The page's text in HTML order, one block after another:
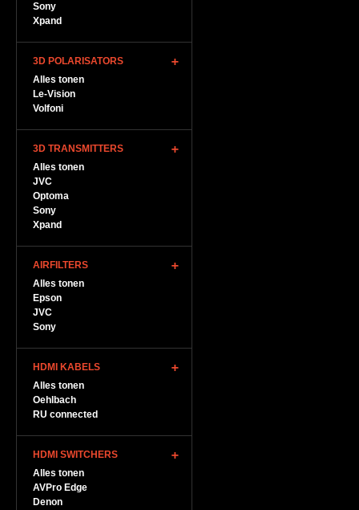
Sony
Xpand
3D POLARISATORS
Alles tonen
Le-Vision
Volfoni
3D TRANSMITTERS
Alles tonen
JVC
Optoma
Sony
Xpand
AIRFILTERS
Alles tonen
Epson
JVC
Sony
HDMI KABELS
Alles tonen
Oehlbach
RU connected
HDMI SWITCHERS
Alles tonen
AVPro Edge
Denon